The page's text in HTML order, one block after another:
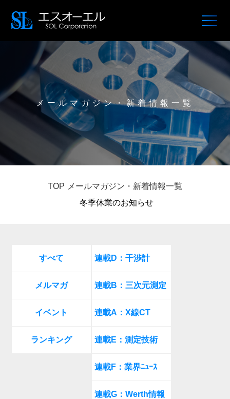
メールマガジン・新着情報一覧
TOP メールマガジン・新着情報一覧
冬季休業のお知らせ
すべて
メルマガ
イベント
ランキング
連載D：干渉計
連載B：三次元測定
連載A：X線CT
連載E：測定技術
連載F：業界ﾆｭｰｽ
連載G：Werth情報